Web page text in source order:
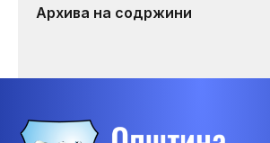
Архива на содржини